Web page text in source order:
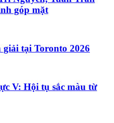
góp mặt
giải tại Toronto 2026
V: Hội tụ sắc màu từ